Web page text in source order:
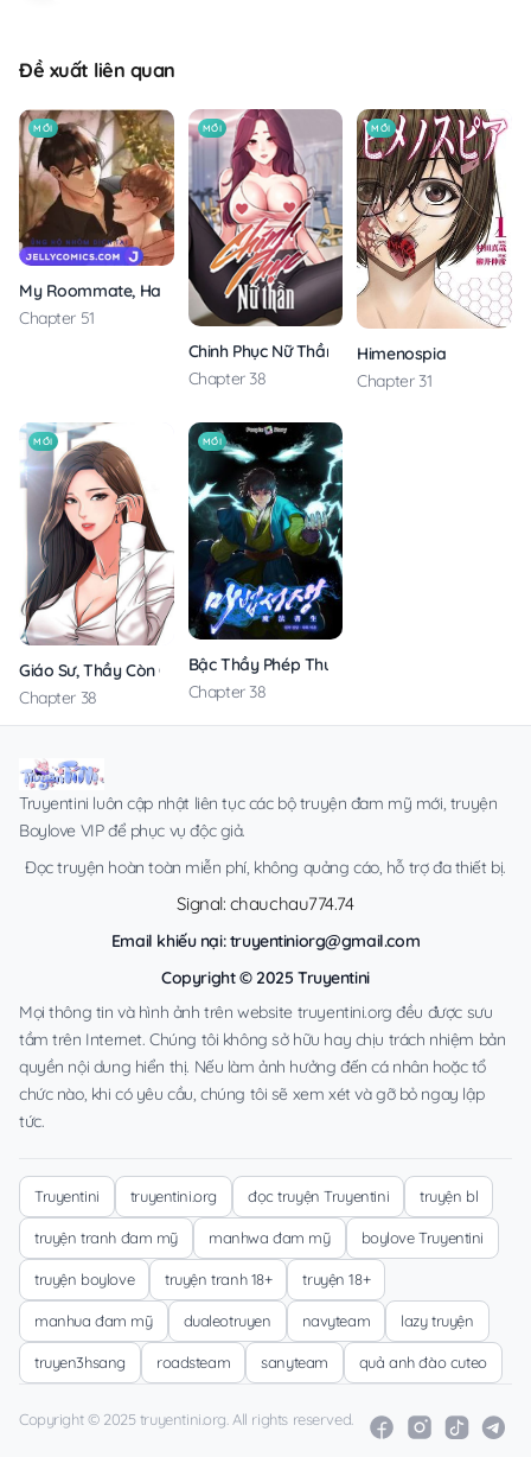
Đề xuất liên quan
MỚI
My Roommate, Handsome Senior
Chapter 51
MỚI
Chinh Phục Nữ Thần
Chapter 38
MỚI
Himenospia
Chapter 31
MỚI
Giáo Sư, Thầy Còn Chờ Chi Nữa
Chapter 38
MỚI
Bậc Thầy Phép Thuật Ở Thế Giới Võ Lâm
Chapter 38
Truyentini luôn cập nhật liên tục các bộ truyện đam mỹ mới, truyện
Boylove VIP để phục vụ độc giả.
Đọc truyện hoàn toàn miễn phí, không quảng cáo, hỗ trợ đa thiết bị.
Signal: chauchau774.74
Email khiếu nại:truyentiniorg@gmail.com
Copyright © 2025 Truyentini
Mọi thông tin và hình ảnh trên website truyentini.org đều được sưu
tầm trên Internet. Chúng tôi không sở hữu hay chịu trách nhiệm bản
quyền nội dung hiển thị. Nếu làm ảnh hưởng đến cá nhân hoặc tổ
chức nào, khi có yêu cầu, chúng tôi sẽ xem xét và gỡ bỏ ngay lập
tức.
Truyentini truyentini.org đọc truyện Truyentini truyện bl
truyện tranh đam mỹ manhwa đam mỹ boylove Truyentini
truyện boylove truyện tranh 18+ truyện 18+
manhua đam mỹ dualeotruyen navyteam lazy truyện
truyen3hsang roadsteam sanyteam quả anh đào cuteo
Copyright © 2025 truyentini.org. All rights reserved.